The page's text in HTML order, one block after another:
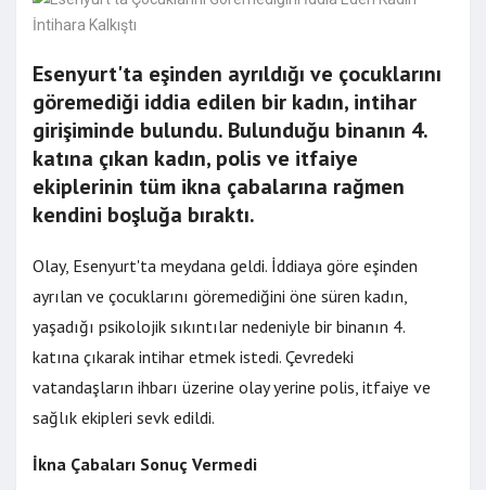
Esenyurt'ta eşinden ayrıldığı ve çocuklarını
göremediği iddia edilen bir kadın, intihar
girişiminde bulundu. Bulunduğu binanın 4.
katına çıkan kadın, polis ve itfaiye
ekiplerinin tüm ikna çabalarına rağmen
kendini boşluğa bıraktı.
Olay, Esenyurt'ta meydana geldi. İddiaya göre eşinden
ayrılan ve çocuklarını göremediğini öne süren kadın,
yaşadığı psikolojik sıkıntılar nedeniyle bir binanın 4.
katına çıkarak intihar etmek istedi. Çevredeki
vatandaşların ihbarı üzerine olay yerine polis, itfaiye ve
sağlık ekipleri sevk edildi.
İkna Çabaları Sonuç Vermedi